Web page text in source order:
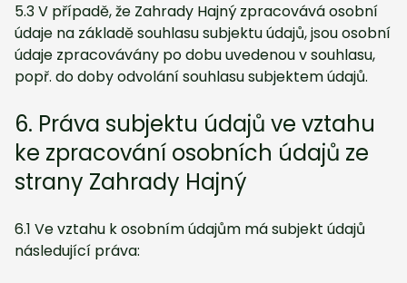
5.3 V případě, že Zahrady Hajný zpracovává osobní
údaje na základě souhlasu subjektu údajů, jsou osobní
údaje zpracovávány po dobu uvedenou v souhlasu,
popř. do doby odvolání souhlasu subjektem údajů.
6. Práva subjektu údajů ve vztahu
ke zpracování osobních údajů ze
strany Zahrady Hajný
6.1 Ve vztahu k osobním údajům má subjekt údajů
následující práva: